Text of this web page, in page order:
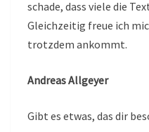
schade, dass viele die
Gleichzeitig freue ich
trotzdem ankommt.
Andreas Allgeyer
Gibt es etwas, das dir